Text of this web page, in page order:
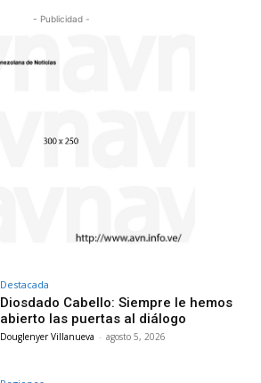
- Publicidad -
Destacada
Diosdado Cabello: Siempre le hemos
abierto las puertas al diálogo
Douglenyer Villanueva - agosto 5, 2026